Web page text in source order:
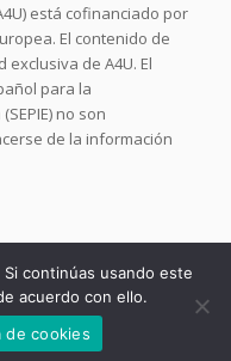
está cofinanciado por
El contenido de
de A4U. El
para la
no son
de la información
continúas usando este
acuerdo con ello.
de cookies